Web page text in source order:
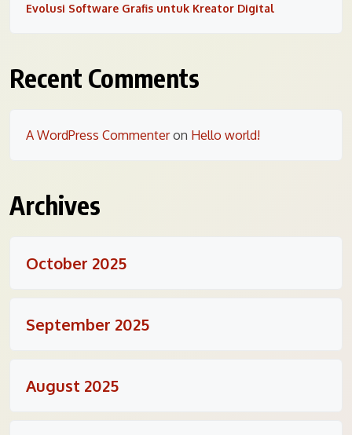
Evolusi Software Grafis untuk Kreator Digital
Recent Comments
A WordPress Commenteron Hello world!
Archives
October 2025
September 2025
August 2025